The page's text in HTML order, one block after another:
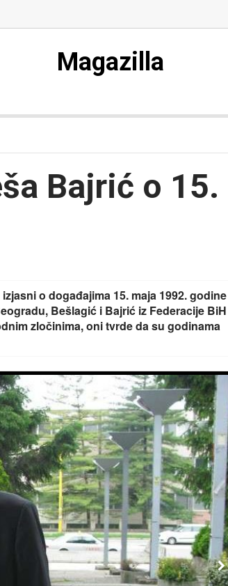
Magazilla
Bajrić o 15.
o događajima 15. maja 1992. godine
Bešlagić i Bajrić iz Federacije BiH
zločinima, oni tvrde da su godinama